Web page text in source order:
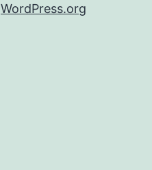
WordPress.org